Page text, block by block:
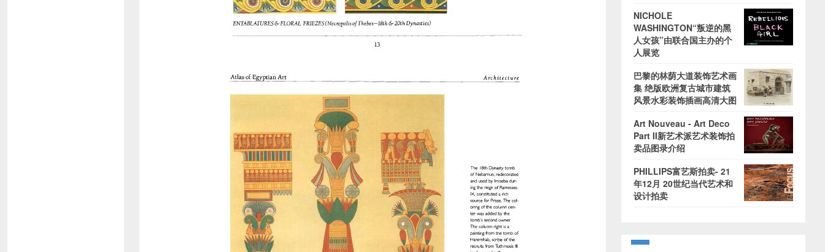
NICHOLE
WASHINGTON“叛逆的黑
人女孩”由联合国主办的个
人展览
巴黎的林荫大道装饰艺术画
集 绝版欧洲复古城市建筑
风景水彩装饰插画高清大图
Art Nouveau - Art Deco
Part II新艺术派艺术装饰拍
卖品图录介绍
PHILLIPS富艺斯拍卖- 21
年12月 20世纪当代艺术和
设计拍卖